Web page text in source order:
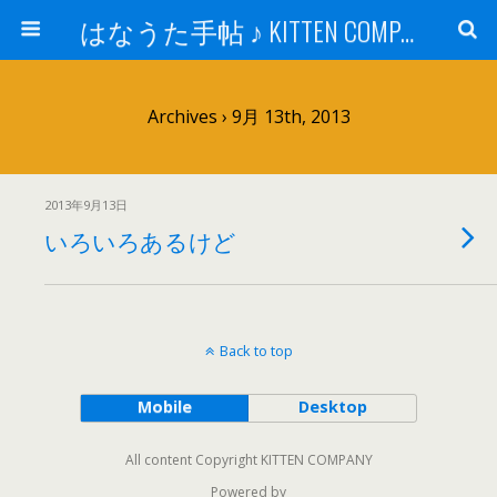
はなうた手帖 ♪ KITTEN COMPANY
Archives › 9月 13th, 2013
2013年9月13日
いろいろあるけど
Back to top
Mobile Desktop
All content Copyright KITTEN COMPANY
Powered by